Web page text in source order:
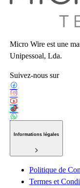
Micro Wire est une
Unipessoal, Lda.
Suivez-nous sur
Informations légales
Politique de
Termes et